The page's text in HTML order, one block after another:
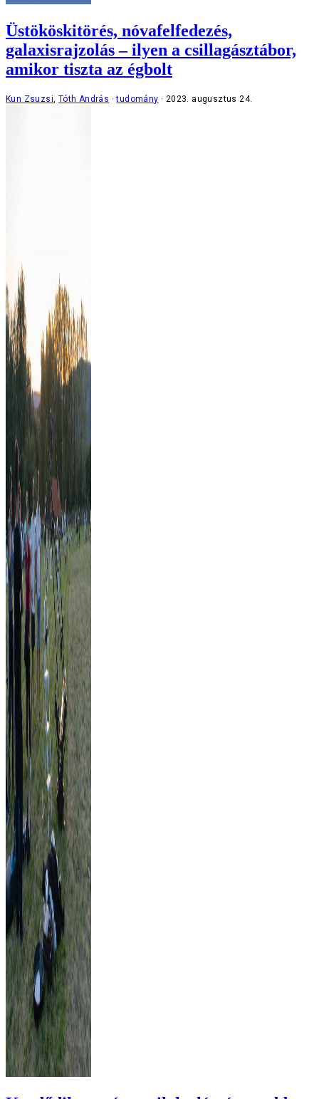
Üstököskitörés, nóvafelfedezés,
galaxisrajzolás – ilyen a csillagásztábor,
amikor tiszta az égbolt
Kun Zsuzsi, Tóth András tudomány 2023. augusztus 24.